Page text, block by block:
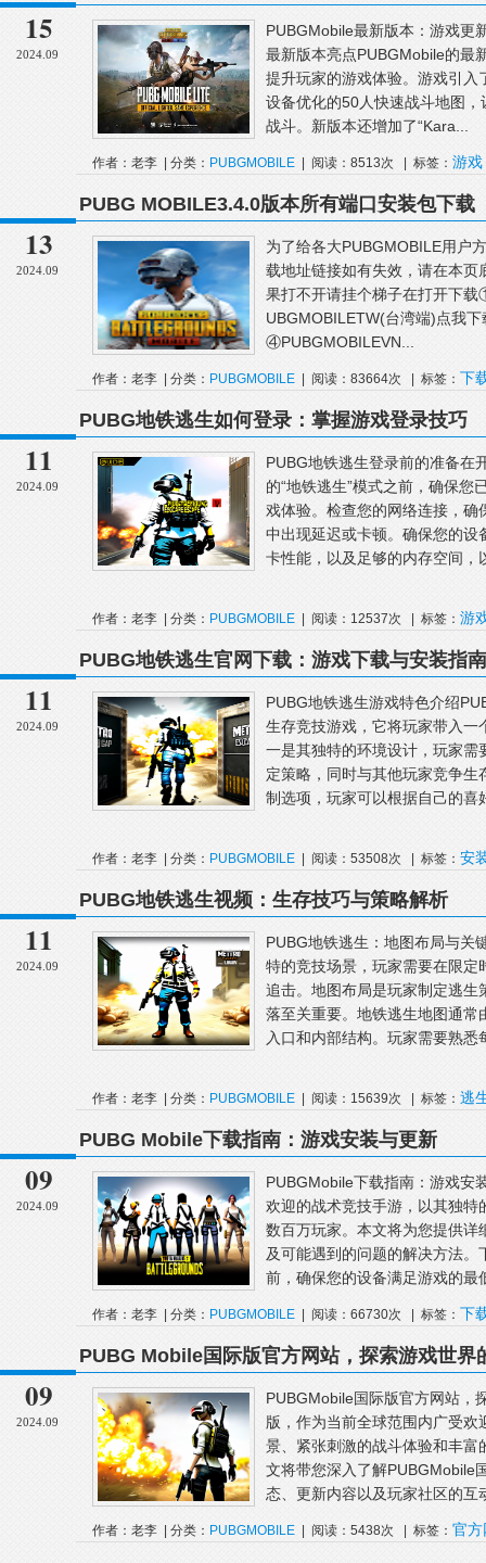
15
2024.09
PUBGMobile最新版本：游戏更
最新版本亮点PUBGMobile的最
提升玩家的游戏体验。游戏引入
设备优化的50人快速战斗地图
战斗。新版本还增加了“Kara...
作者：老李 | 分类： PUBGMOBILE | 阅读：8513次 | 标签： 游戏
13
2024.09
PUBG MOBILE3.4.0版本所有端口安装包下载
为了给各大PUBGMOBILE用户
载地址链接如有失效，请在本
果打不开请挂个梯子在打开下
UBGMOBILETW(台湾端)点我
④PUBGMOBILEVN...
作者：老李 | 分类： PUBGMOBILE | 阅读：83664次 | 标签： 下
11
2024.09
PUBG地铁逃生如何登录：掌握游戏登录技巧
PUBG地铁逃生登录前的准备在
的“地铁逃生”模式之前，确保您
戏体验。检查您的网络连接，
中出现延迟或卡顿。确保您的
卡性能，以及足够的内存空间
作者：老李 | 分类： PUBGMOBILE | 阅读：12537次 | 标签： 游
11
2024.09
PUBG地铁逃生官网下载：游戏下载与安装指南
PUBG地铁逃生游戏特色介绍
生存竞技游戏，它将玩家带入
一是其独特的环境设计，玩家
定策略，同时与其他玩家竞争
制选项，玩家可以根据自己的
作者：老李 | 分类： PUBGMOBILE | 阅读：53508次 | 标签： 安
11
2024.09
PUBG地铁逃生视频：生存技巧与策略解析
PUBG地铁逃生：地图布局与关
特的竞技场景，玩家需要在限
追击。地图布局是玩家制定逃
落至关重要。地铁逃生地图通
入口和内部结构。玩家需要熟
作者：老李 | 分类： PUBGMOBILE | 阅读：15639次 | 标签： 逃
09
2024.09
PUBG Mobile下载指南：游戏安装与更新
PUBGMobile下载指南：游戏安
欢迎的战术竞技手游，以其独
数百万玩家。本文将为您提供
及可能遇到的问题的解决方法
前，确保您的设备满足游戏的最
作者：老李 | 分类： PUBGMOBILE | 阅读：66730次 | 标签： 下
09
2024.09
PUBG Mobile国际版官方网站，探索游戏世界
PUBGMobile国际版官方网站，
版，作为当前全球范围内广受
景、紧张刺激的战斗体验和丰
文将带您深入了解PUBGMobile
态、更新内容以及玩家社区的互
作者：老李 | 分类： PUBGMOBILE | 阅读：5438次 | 标签： 官方